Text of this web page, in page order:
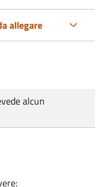
allegare
alcun